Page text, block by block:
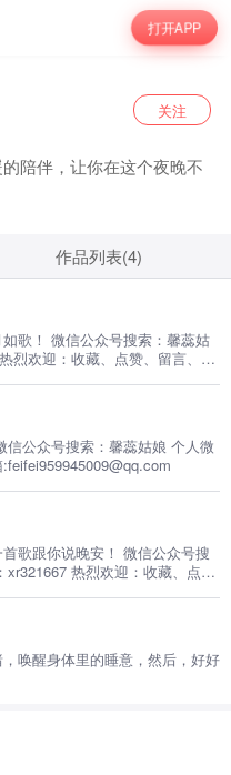
打开APP
关注
陪伴，让你在这个夜晚不
作品列表(4)
歌！ 微信公众号搜索：馨蕊姑
烈欢迎：收藏、点赞、留言、感
信公众号搜索：馨蕊姑娘 个人微
歌跟你说晚安！ 微信公众号搜
热烈欢迎：收藏、点
唤醒身体里的睡意，然后，好好